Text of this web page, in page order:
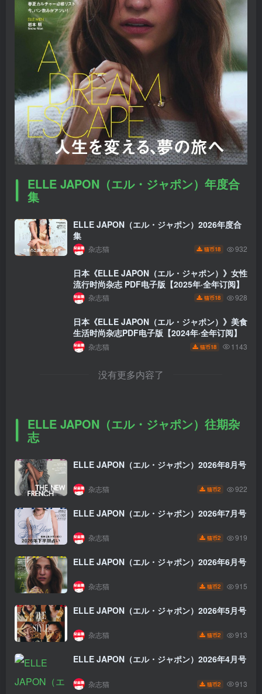
ELLE JAPON（エル・ジャポン）年度合
集
ELLE JAPON（エル・ジャポン）2026年度合
集
杂志猫 猫币18 932
日本《ELLE JAPON（エル・ジャポン）》女性
流行时尚杂志 PDF电子版【2025年·全年订阅】
杂志猫 猫币18 928
日本《ELLE JAPON（エル・ジャポン）》美食
生活时尚杂志PDF电子版【2024年·全年订阅】
杂志猫 猫币18 1143
没有更多内容了
ELLE JAPON（エル・ジャポン）往期杂
志
ELLE JAPON（エル・ジャポン）2026年8月号
杂志猫 猫币2 922
ELLE JAPON（エル・ジャポン）2026年7月号
杂志猫 猫币2 919
ELLE JAPON（エル・ジャポン）2026年6月号
杂志猫 猫币2 915
ELLE JAPON（エル・ジャポン）2026年5月号
杂志猫 猫币2 913
ELLE JAPON（エル・ジャポン）2026年4月号
杂志猫 猫币2 913